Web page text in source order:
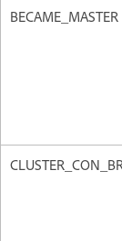
BECAME_MASTER